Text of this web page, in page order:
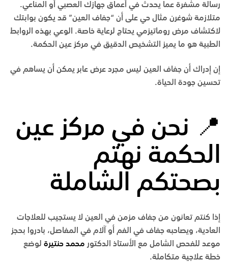
رسالة مشفرة عما يحدث في أعماق جهازك العصبي أو المناعي.
متلازمة شوغرن مثال حي على أن “جفاف العين” قد يكون بوابتك
لاكتشاف مرض روماتيزمي يحتاج لرعاية خاصة. الوعي بهذه الروابط
الطبية هو ما يميز التشخيص الدقيق في مركز عين الحكمة.
إن إدراك أن جفاف العين ليس مجرد عرض عابر يمكن أن يساهم في
تحسين جودة الحياة.
📍 نحن في مركز عين
الحكمة نهتم
بصحتكم الشاملة
إذا كنتم تعانون من جفاف مزمن في العين لا يستجيب للعلاجات
العادية، ويصاحبه جفاف في الفم أو آلام في المفاصل، بادروا بحجز
موعد للفحص الشامل مع الأستاذ الدكتور محمد حنتيرة لوضع
خطة علاجية متكاملة.